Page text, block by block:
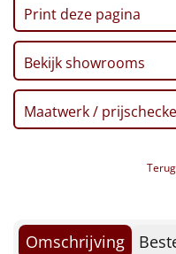
Tas
Wake up light
NIEUW
Borrelplank
Noodradio NIEUW
Print deze pagina
Bekijk showrooms
Maatwerk /
Omschrijving